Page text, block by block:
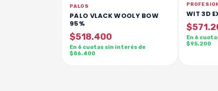
PALOS
PALO VLACK WOOLY BOW
95%
$518.400
En 6 cuotas sin interés de
$86.400
WIT 3D
En 6
$95.200